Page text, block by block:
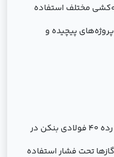
مختلف استفاده
در پروژه‌های پیچیده و
تبدیل جوشی 90 درجه سایز 1/2*2 اینچ رده 40 فولادی بنکن در
تحت فشار استفاده